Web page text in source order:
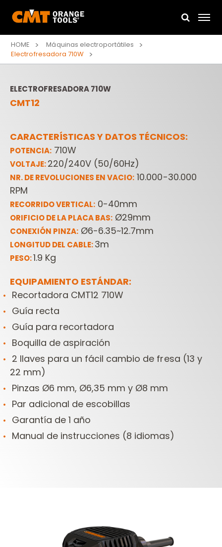
HOME
Máquinas electroportátiles
Electrofresadora 710W
ELECTROFRESADORA 710W
CMT12
CARACTERÍSTICAS Y DATOS TÉCNICOS:
POTENCIA: 710W
VOLTAJE:220/240V (50/60Hz)
NR. DE REVOLUCIONES EN VACIO: 10.000-30.000
RPM
RECORRIDO VERTICAL: 0-40mm
ORIFICIO DE LA PLACA BAS: Ø29mm
CONEXIÓN PINZA: Ø6-6.35~12.7mm
LONGITUD DEL CABLE:3m
PESO:1.9 Kg
EQUIPAMIENTO ESTÁNDAR:
Recortadora CMT12 710W
Guía recta
Guía para recortadora
Boquilla de aspiración
2 llaves para un fácil cambio de fresa (13 y
22 mm)
Pinzas Ø6 mm, Ø6,35 mm y Ø8 mm
Par adicional de escobillas
Garantía de 1 año
Manual de instrucciones (8 idiomas)